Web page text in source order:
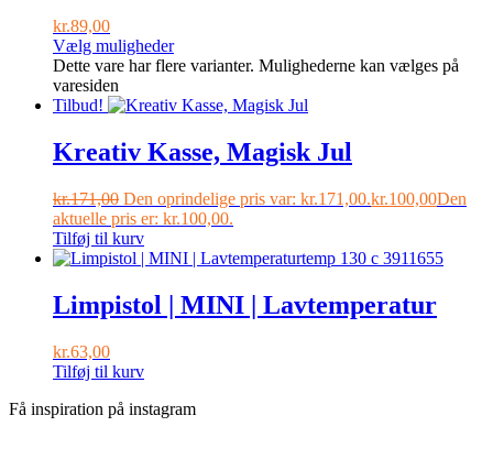
kr.89,00
Vælg muligheder
Dette vare har flere varianter. Mulighederne kan vælges på
varesiden
Tilbud!
Kreativ Kasse, Magisk Jul
kr.171,00 Den oprindelige pris var: kr.171,00.kr.100,00Den
aktuelle pris er: kr.100,00.
Tilføj til kurv
Limpistol | MINI | Lavtemperatur
kr.63,00
Tilføj til kurv
Få inspiration på instagram